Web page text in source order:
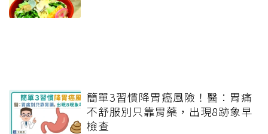
簡單3習慣降胃癌風險！醫：胃痛
不舒服別只靠胃藥，出現8跡象早
檢查